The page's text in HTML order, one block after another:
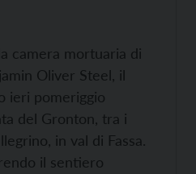
camera mortuaria di
Oliver Steel, il
ieri pomeriggio
del Gronton, tra i
in val di Fassa.
il sentiero